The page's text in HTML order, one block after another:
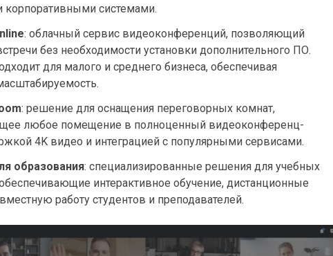
корпоративными системами.
: облачный сервис видеоконференций, позволяющий
без необходимости установки дополнительного ПО.
для малого и среднего бизнеса, обеспечивая
: решение для оснащения переговорных комнат,
любое помещение в полноценный видеоконференц-
4K видео и интеграцией с популярными сервисами.
образования: специализированные решения для учебных
интерактивное обучение, дистанционные
работу студентов и преподавателей.